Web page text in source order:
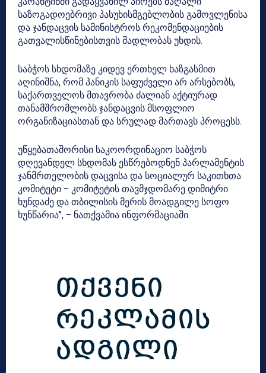
საზოგადოებრივი პასუხისმგებლობის გამოვლენისა
და ჯანდაცვის სამინისტროს რეკომენდაციების
გათვალისწინებისთვის მადლობას უხდის.
საბჭოს სხდომაზე კიდევ ერთხელ ხაზგასმით
აღინიშნა, რომ პანიკის საფუძველი არ არსებობს,
საქართველოს მთავრობა ძალიან აქტიურად
თანამშრომლობს ჯანდაცვის მსოფლიო
ორგანიზაციასთან და სრულად მართავს პროცესს.
უწყებათაშორისი საკოორდინაციო საბჭოს
დღევანდელ სხდომას ესწრებოდნენ პარლამენტის
ჯანმრთელობის დაცვისა და სოციალურ საკითხთა
კომიტეტი – კომიტეტის თავმჯდომარე დიმიტრი
ხუნდაძე და თბილისის მერის მოადგილე სოფო
ხუნწარია”, – ნათქვამია ინფორმაციაში.